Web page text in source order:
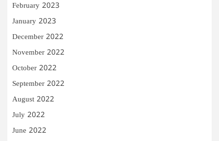
February 2023
January 2023
December 2022
November 2022
October 2022
September 2022
August 2022
July 2022
June 2022